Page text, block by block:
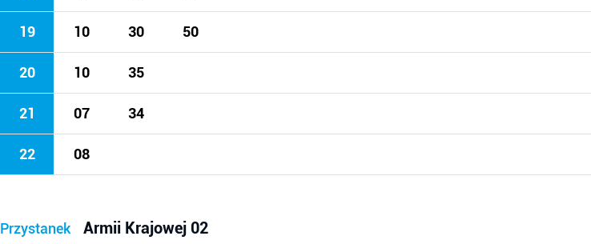
19 10 30 50
20 10 35
21 07 34
22 08
Przystanek Armii Krajowej 02